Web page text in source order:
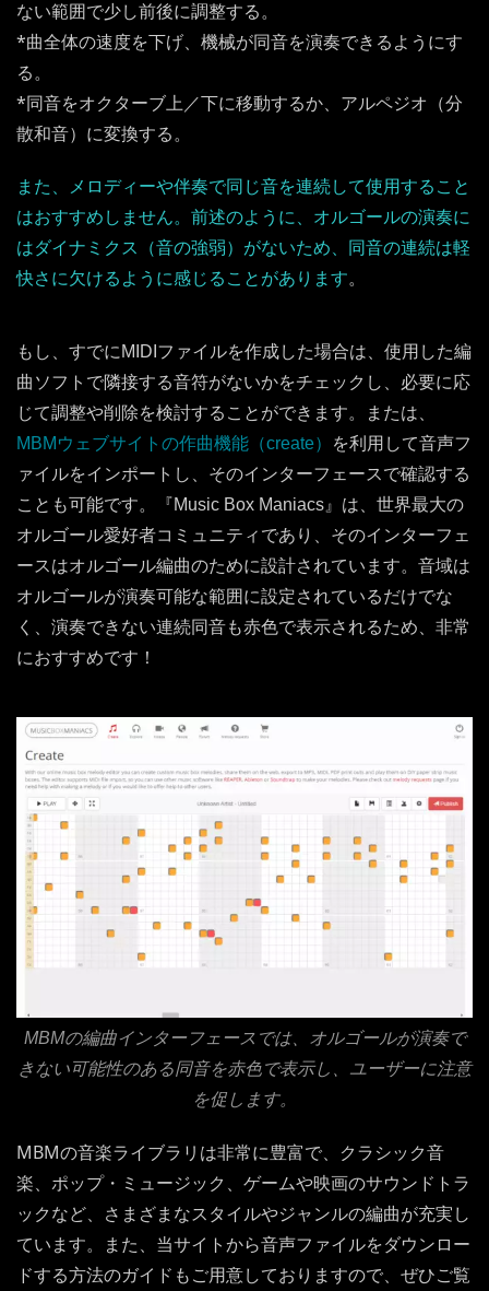
ない範囲で少し前後に調整する。
*曲全体の速度を下げ、機械が同音を演奏できるようにす
る。
*同音をオクターブ上／下に移動するか、アルペジオ（分
散和音）に変換する。
また、メロディーや伴奏で同じ音を連続して使用すること
はおすすめしません。前述のように、オルゴールの演奏に
はダイナミクス（音の強弱）がないため、同音の連続は軽
快さに欠けるように感じることがあります。
もし、すでにMIDIファイルを作成した場合は、使用した編
曲ソフトで隣接する音符がないかをチェックし、必要に応
じて調整や削除を検討することができます。または、
MBMウェブサイトの作曲機能（create）
を利用して音声フ
ァイルをインポートし、そのインターフェースで確認する
ことも可能です。『Music Box Maniacs』は、世界最大の
オルゴール愛好者コミュニティであり、そのインターフェ
ースはオルゴール編曲のために設計されています。音域は
オルゴールが演奏可能な範囲に設定されているだけでな
く、演奏できない連続同音も赤色で表示されるため、非常
におすすめです！
MBMの編曲インターフェースでは、オルゴールが演奏で
きない可能性のある同音を赤色で表示し、ユーザーに注意
を促します。
MBMの音楽ライブラリは非常に豊富で、クラシック音
楽、ポップ・ミュージック、ゲームや映画のサウンドトラ
ックなど、さまざまなスタイルやジャンルの編曲が充実し
ています。また、当サイトから音声ファイルをダウンロー
ドする方法のガイドもご用意しておりますので、ぜひご覧